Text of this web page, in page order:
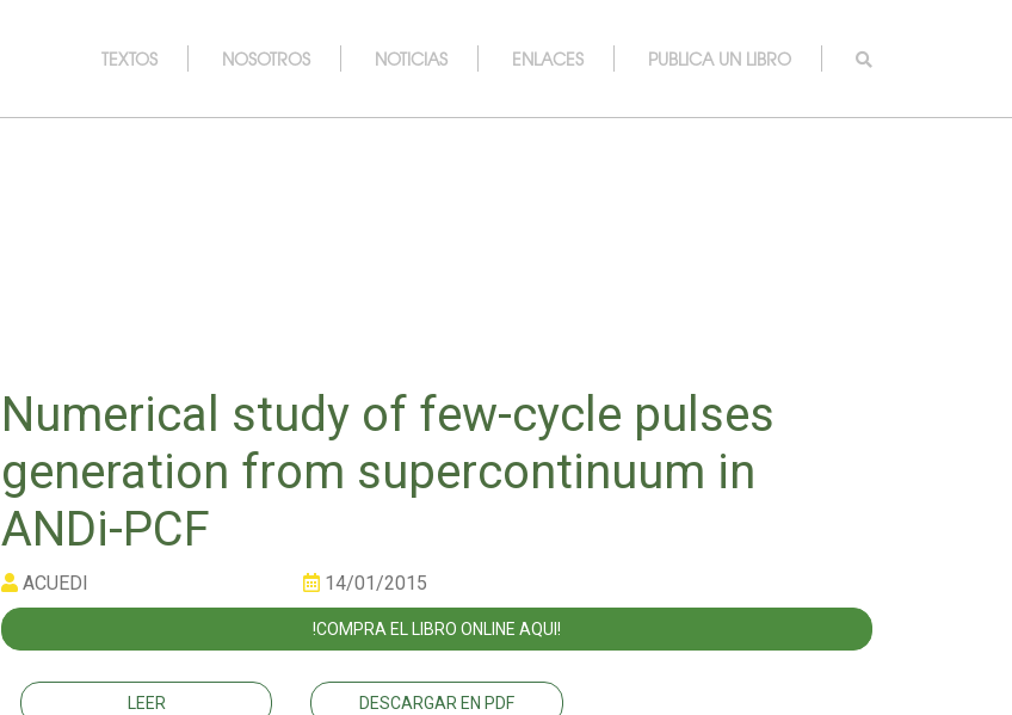
TEXTOS NOSOTROS NOTICIAS ENLACES PUBLICA UN LIBRO
Numerical study of few-cycle pulses
generation from supercontinuum in
ANDi-PCF
ACUEDI 14/01/2015
!COMPRA EL LIBRO ONLINE AQUI!
LEER DESCARGAR EN PDF